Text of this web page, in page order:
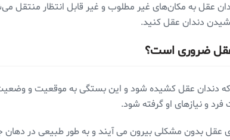
عقل به مکان‌های غیر مطلوب و غیر قابل انتظار منتقل
دندان عقل کنید.
ضروری است؟
دندان عقل کشیده شود و این بستگی به موقعیت و
و نیازهای او گرفته شود.
عقل بدون مشکلی بیرون می آیند و به طور طبیعی در دهان